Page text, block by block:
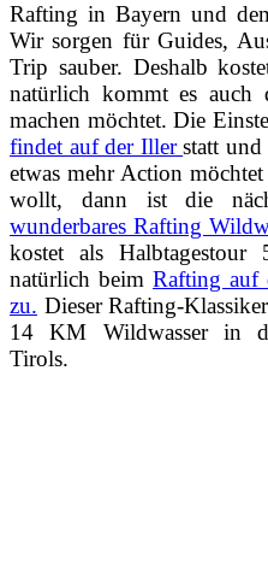
Rafting in Bayern und
Wir sorgen für Guides,
Trip sauber. Deshalb
natürlich kommt es auch
machen möchtet. Die
findet auf der Illerstatt
etwas mehr Action
wollt, dann ist die
wunderbares Rafting
kostet als
natürlich beim Rafting auf
zu. Dieser Rafting-
14 KM Wildwasser in
Tirols.